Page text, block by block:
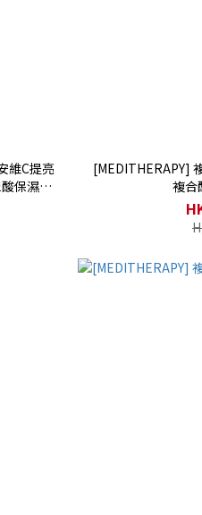
維C提亮
保濕精
[MEDITHERAPY]
複合